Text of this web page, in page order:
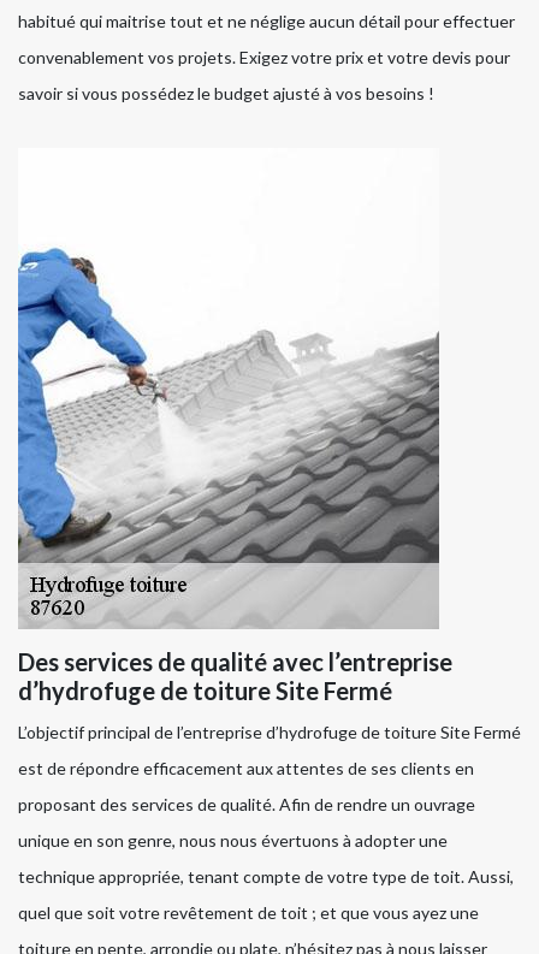
habitué qui maitrise tout et ne néglige aucun détail pour effectuer
convenablement vos projets. Exigez votre prix et votre devis pour
savoir si vous possédez le budget ajusté à vos besoins !
Des services de qualité avec l’entreprise
d’hydrofuge de toiture Site Fermé
L’objectif principal de l’entreprise d’hydrofuge de toiture Site Fermé
est de répondre efficacement aux attentes de ses clients en
proposant des services de qualité. Afin de rendre un ouvrage
unique en son genre, nous nous évertuons à adopter une
technique appropriée, tenant compte de votre type de toit. Aussi,
quel que soit votre revêtement de toit ; et que vous ayez une
toiture en pente, arrondie ou plate, n’hésitez pas à nous laisser